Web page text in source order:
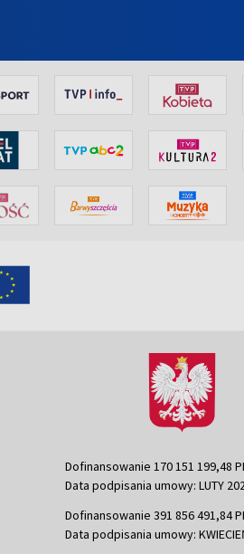
Dofinansowanie 170 151 199,48
Data podpisania umowy: LUTY
Dofinansowanie 391 856 491,84
Data podpisania umowy: